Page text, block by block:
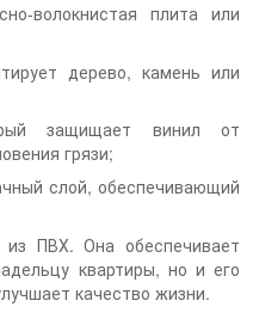
волокнистая плита или
дерево, камень или
защищает винил от
грязи;
слой, обеспечивающий
ПВХ. Она обеспечивает
квартиры, но и его
качество жизни.